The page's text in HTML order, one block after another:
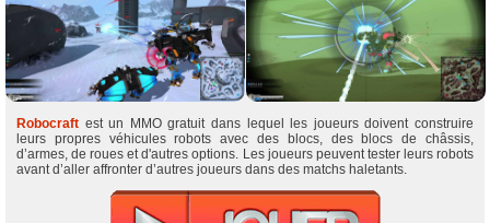
Robocraft est un MMO gratuit dans lequel les joueurs doivent construire
leurs propres véhicules robots avec des blocs, des blocs de châssis,
d’armes, de roues et d'autres options. Les joueurs peuvent tester leurs robots
avant d’aller affronter d’autres joueurs dans des matchs haletants.